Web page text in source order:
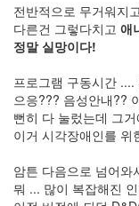
전반적으로 무거워지
다른건 그렇다치고 애
정말 실망이다!
프로그램 구동시간
으응??? 음성안내??
뻔히 다 눌렀는데 그
이거 시각장애인를 위
암튼 다음으로 넘어와
뭐 ... 많이 복잡해진
이
0
리
스
40
개
발
Android
6